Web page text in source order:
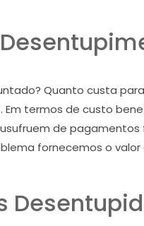
Quanto custa
Em termos de custo
de
fornecemos o